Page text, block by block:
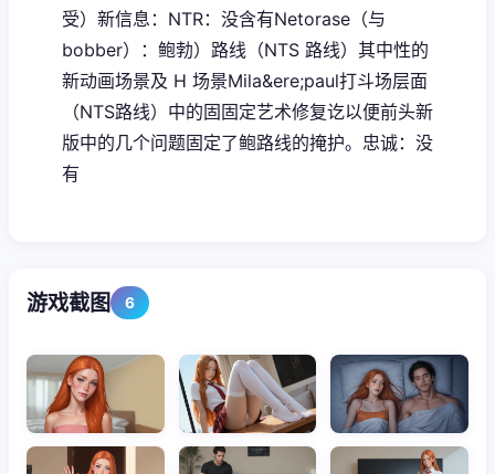
受）新信息：NTR：没含有Netorase（与
bobber）：鲍勃）路线（NTS 路线）其中性的
新动画场景及 H 场景Mila&ere;paul打斗场层面
（NTS路线）中的固固定艺术修复讫以便前头新
版中的几个问题固定了鲍路线的掩护。忠诚：没
有
游戏截图 6